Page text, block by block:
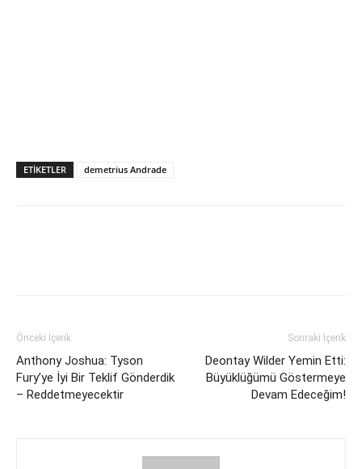
ETIKETLER demetrius Andrade
Önceki İçerik
Anthony Joshua: Tyson
Fury’ye İyi Bir Teklif Gönderdik
– Reddetmeyecektir
Sonraki İçerik
Deontay Wilder Yemin Etti:
Büyüklüğümü Göstermeye
Devam Edeceğim!